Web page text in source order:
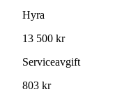
Hyra
13 500 kr
Serviceavgift
803 kr